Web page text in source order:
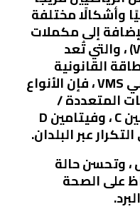
وأشكالًا مختلفة
إلى مكملات
الفيتامينات / المعادن (VMS) ، والتي تُعد
القانونية
استخدامًا. من بين مستخدمي VMS ، فإن الأنواع
المتعددة /
المعادن المتعددة ، وفيتامين C ، وفيتامين D
عبر البلدان.
وتحسن حالة
على الصحة